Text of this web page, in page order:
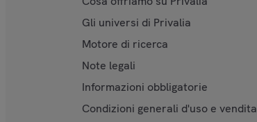
Gli universi di Privalia
Motore di ricerca
Note legali
Informazioni obbligatorie
Condizioni generali d'uso e vendita